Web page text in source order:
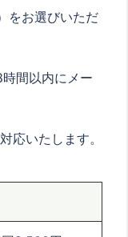
をお選びいただ
時間以内にメー
応いたします。